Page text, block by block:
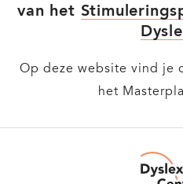
van het
Op deze website vind je
het